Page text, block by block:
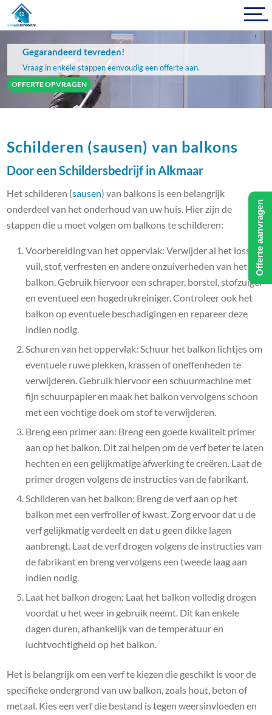
Gegarandeerd tevreden!
Vraag in enkele stappen eenvoudig een offerte aan.
OFFERTE OPVRAGEN
Schilderen (sausen) van balkons
Door een Schildersbedrijf in Alkmaar
Het schilderen (sausen) van balkons is een belangrijk
onderdeel van het onderhoud van uw huis. Hier zijn de
stappen die u moet volgen om balkons te schilderen:
Voorbereiding van het oppervlak: Verwijder al het losse
vuil, stof, verfresten en andere onzuiverheden van het
balkon. Gebruik hiervoor een schraper, borstel, stofzuiger
en eventueel een hogedrukreiniger. Controleer ook het
balkon op eventuele beschadigingen en repareer deze
indien nodig.
Schuren van het oppervlak: Schuur het balkon lichtjes om
eventuele ruwe plekken, krassen of oneffenheden te
verwijderen. Gebruik hiervoor een schuurmachine met
fijn schuurpapier en maak het balkon vervolgens schoon
met een vochtige doek om stof te verwijderen.
Breng een primer aan: Breng een goede kwaliteit primer
aan op het balkon. Dit zal helpen om de verf beter te laten
hechten en een gelijkmatige afwerking te creëren. Laat de
primer drogen volgens de instructies van de fabrikant.
Schilderen van het balkon: Breng de verf aan op het
balkon met een verfroller of kwast. Zorg ervoor dat u de
verf gelijkmatig verdeelt en dat u geen dikke lagen
aanbrengt. Laat de verf drogen volgens de instructies van
de fabrikant en breng vervolgens een tweede laag aan
indien nodig.
Laat het balkon drogen: Laat het balkon volledig drogen
voordat u het weer in gebruik neemt. Dit kan enkele
dagen duren, afhankelijk van de temperatuur en
luchtvochtigheid op het balkon.
Het is belangrijk om een verf te kiezen die geschikt is voor de
specifieke ondergrond van uw balkon, zoals hout, beton of
metaal. Kies een verf die bestand is tegen weersinvloeden en
Offerte aanvragen